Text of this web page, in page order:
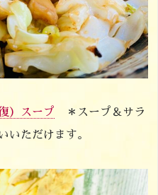
）スープ
＊スープ＆サラ
いただけます。